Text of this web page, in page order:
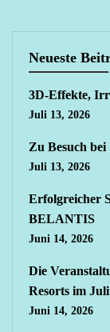
Neueste
3D-Effekte,
Juli 13, 2026
Zu Besuch
Juli 13, 2026
Erfolgreicher
BELANTIS
Juni 14, 2026
Die
Resorts im
Juni 14, 2026